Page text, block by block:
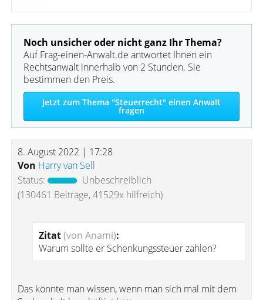
Noch unsicher oder nicht ganz Ihr Thema?
Auf Frag-einen-Anwalt.de antwortet Ihnen ein
Rechtsanwalt innerhalb von 2 Stunden. Sie
bestimmen den Preis.
Jetzt zum Thema "Steuerrecht" einen Anwalt
fragen
8. August 2022 | 17:28
Von Harry van Sell
Status:
Unbeschreiblich
(130461 Beiträge, 41529x hilfreich)
Zitat(von Anami):
Warum sollte er Schenkungssteuer zahlen?
Das könnte man wissen, wenn man sich mal mit dem